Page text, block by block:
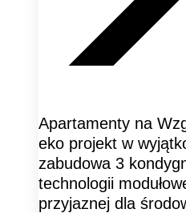
Apartamenty na
eko projekt w
zabudowa 3
technologii
przyjaznej dla